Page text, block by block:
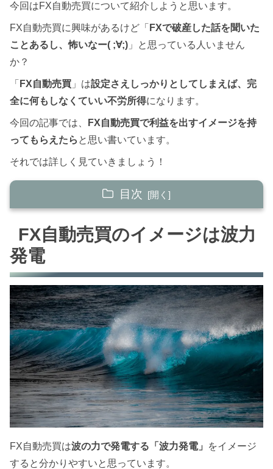
今回はFX自動売買について紹介しようと思います。
FX自動売買に興味があるけど「 FXで破産した話を聞いた
ことあるし、怖いなー( ;∀;) 」と思っている人いません
か？
「 FX自動売買 」は設定さえしっかりとしてしまえば、完
全に何もしなくていい不労所得になります。
今回の記事では、
FX自動売買で利益を出すイメージを持
ってもらえたら と思い書いています。
それでは詳しく見ていきましょう！
目次
FX自動売買のイメージは波力発電
FX自動売買で気を付けること
オススメするFX自動売買のツール
まとめ
FX自動売買のイメージは波力
発電
FX自動売買は波の力で発電する「波力発電」
をイメージ
すると分かりやすいと思っています。